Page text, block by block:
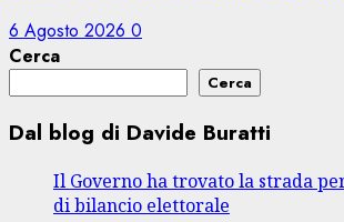
6 Agosto 2026 0
Cerca
Cerca
Dal blog di Davide Buratti
Il Governo ha trovato la strada
di bilancio elettorale